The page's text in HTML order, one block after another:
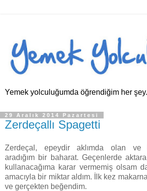
Yemek yolculuğumda öğrendiğim her
29 Aralık 2014 Pazartesi
Zerdeçallı Spagetti
Zerdeçal, epeydir aklımda olan ve
aradığım bir baharat. Geçenlerde
kullanacağıma karar vermemiş olsam
amacıyla bir miktar aldım. İlk kez
ve gerçekten beğendim.